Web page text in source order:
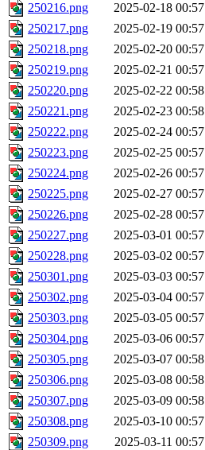
250216.png
2025-02-18 00:57
250217.png
2025-02-19 00:57
250218.png
2025-02-20 00:57
250219.png
2025-02-21 00:57
250220.png
2025-02-22 00:58
250221.png
2025-02-23 00:58
250222.png
2025-02-24 00:57
250223.png
2025-02-25 00:57
250224.png
2025-02-26 00:57
250225.png
2025-02-27 00:57
250226.png
2025-02-28 00:57
250227.png
2025-03-01 00:57
250228.png
2025-03-02 00:57
250301.png
2025-03-03 00:57
250302.png
2025-03-04 00:57
250303.png
2025-03-05 00:57
250304.png
2025-03-06 00:57
250305.png
2025-03-07 00:58
250306.png
2025-03-08 00:58
250307.png
2025-03-09 00:58
250308.png
2025-03-10 00:57
250309.png
2025-03-11 00:57